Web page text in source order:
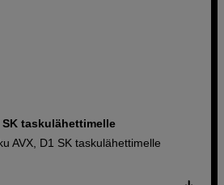
SK taskulähettimelle
AVX, D1 SK taskulähettimelle